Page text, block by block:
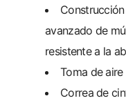
avanzado de
resistente a la
Toma de
Correa de